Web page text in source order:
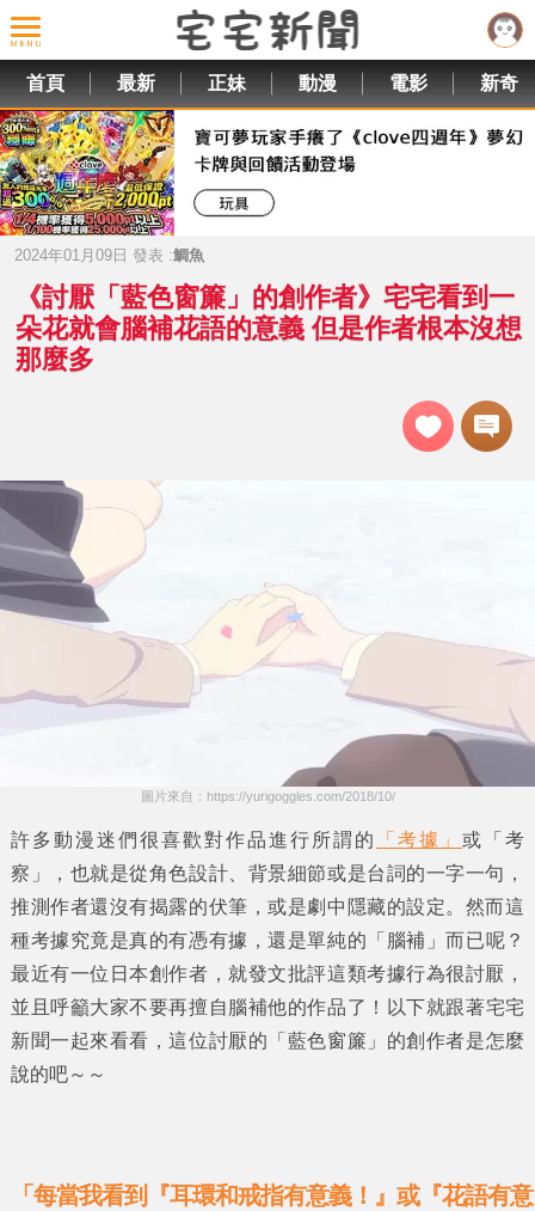
首頁 最新 正妹 動漫 電影 新奇
2024年01月09日 發表 :鯛魚
《討厭「藍色窗簾」的創作者》宅宅看到一
朵花就會腦補花語的意義 但是作者根本沒想
那麼多
圖片來自：https://yurigoggles.com/2018/10/
許多動漫迷們很喜歡對作品進行所謂的 「考據」或
「考
察」
，也就是從角色設計、背景細節或是台詞的一字一句，
推測作者還沒有揭露的伏筆，或是劇中隱藏的設定。然而這
種考據究竟是真的有憑有據，還是單純的 「腦補」而已呢？
最近有一位日本創作者，就發文批評這類考據行為很討厭，
並且呼籲大家不要再擅自腦補他的作品了！以下就跟著宅宅
新聞一起來看看，這位討厭的 「藍色窗簾」 的創作者是怎麼
說的吧～～
「每當我看到『耳環和戒指有意義！』或『花語有意